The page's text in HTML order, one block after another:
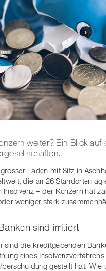
weiter? Ein Blick auf
Laden mit Sitz in
die an 26 Standorten
– der Konzern hat
weniger stark
sind irritiert
sind die kreditgebenden
eines
gestellt hat. Wie